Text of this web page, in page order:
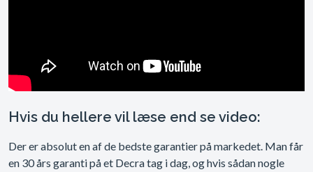
Hvis du hellere vil læse end se video:
Der er absolut en af de bedste garantier på markedet. Man får
en 30 års garanti på et Decra tag i dag, og hvis sådan nogle